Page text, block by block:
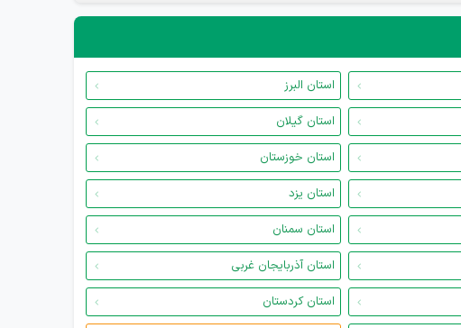
استان البرز
استان گیلان
استان خوزستان
استان یزد
استان سمنان
استان آذربایجان غربی
استان کردستان